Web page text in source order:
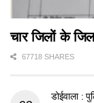
चार जिलों के
67718 SHARES
डोईवाला :